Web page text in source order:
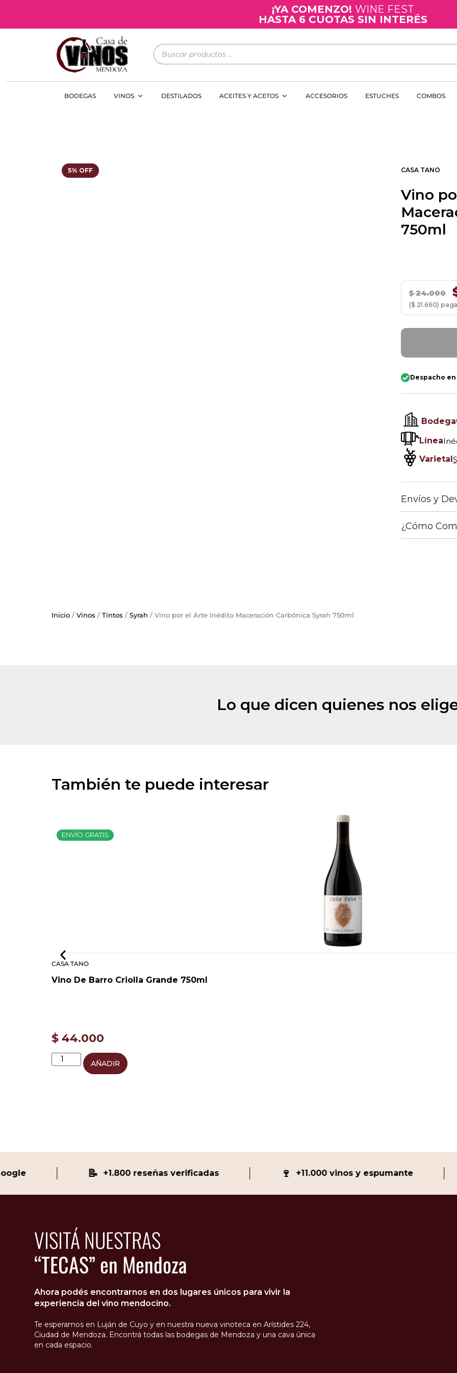
¡YA COMENZO! WINE FEST
HASTA 6 CUOTAS SIN INTERÉS
BODEGAS VINOS DESTILADOS ACEITES Y ACETOS ACCESORIOS ESTUCHES COMBOS
5% OFF
Inicio/ Vinos / Tintos / Syrah / Vino por el Arte Inédito Maceración Carbónica Syrah 750ml
CASA TANO
Vino
750ml
$24.000
($ 21.660)
Despacho
Bodega
Línea
Varietal
Envíos y
¿Cómo
Lo que dicen quienes nos
También te puede interesar
ENVÍO GRATIS
CASA TANO
Vino De Barro Criolla Grande 750ml
$44.000
AÑADIR
+1.800 reseñas verificadas +11.000 vinos y espumante
VISITÁ NUESTRAS
“TECAS” en Mendoza
Ahora podés encontrarnos en dos lugares únicos para vivir la
experiencia del vino mendocino.
Te esperamos en Luján de Cuyo y en nuestra nueva vinoteca en Arístides 224,
Ciudad de Mendoza. Encontrá todas las bodegas de Mendoza y una cava única
en cada espacio.